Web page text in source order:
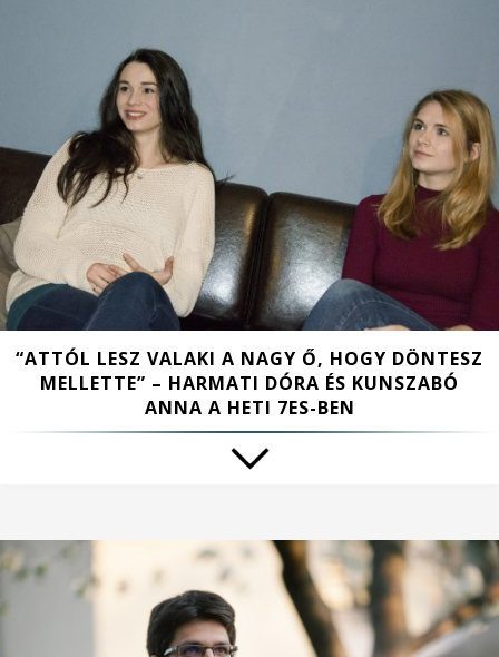
“ATTÓL LESZ VALAKI A NAGY Ő, HOGY DÖNTESZ
MELLETTE” – HARMATI DÓRA ÉS KUNSZABÓ
ANNA A HETI 7ES-BEN